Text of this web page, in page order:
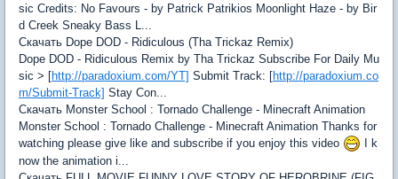
sic Credits: No Favours - by Patrick Patrikios Moonlight Haze - by Bir
d Creek Sneaky Bass L...
Скачать Dope DOD - Ridiculous (Tha Trickaz Remix)
Dope DOD - Ridiculous Remix by Tha Trickaz Subscribe For Daily Mu
sic > [http://paradoxium.com/YT] Submit Track: [http://paradoxium.co
m/Submit-Track] Stay Con...
Скачать Monster School : Tornado Challenge - Minecraft Animation
Monster School : Tornado Challenge - Minecraft Animation Thanks for
watching please give like and subscribe if you enjoy this video
I k
now the animation i...